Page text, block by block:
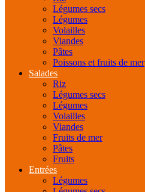
Légumes secs
Légumes
Volailles
Viandes
Pâtes
Poissons et fruits de mer
Salades
Riz
Légumes secs
Légumes
Volailles
Viandes
Fruits de mer
Pâtes
Fruits
Entrées
Légumes